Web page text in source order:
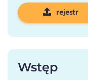
rejestr
Wstęp